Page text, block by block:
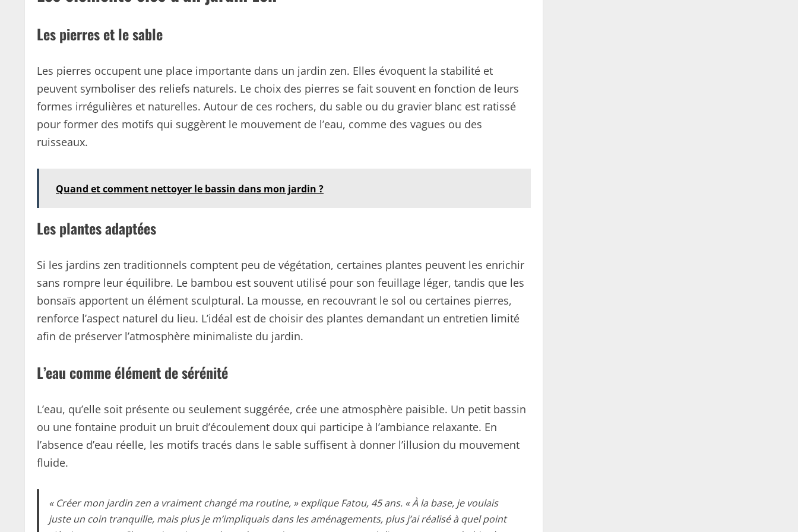
Les pierres et le sable
Les pierres occupent une place importante dans un jardin zen. Elles évoquent la stabilité et
peuvent symboliser des reliefs naturels. Le choix des pierres se fait souvent en fonction de leurs
formes irrégulières et naturelles. Autour de ces rochers, du sable ou du gravier blanc est ratissé
pour former des motifs qui suggèrent le mouvement de l’eau, comme des vagues ou des
ruisseaux.
Quand et comment nettoyer le bassin dans mon jardin ?
Les plantes adaptées
Si les jardins zen traditionnels comptent peu de végétation, certaines plantes peuvent les enrichir
sans rompre leur équilibre. Le bambou est souvent utilisé pour son feuillage léger, tandis que les
bonsaïs apportent un élément sculptural. La mousse, en recouvrant le sol ou certaines pierres,
renforce l’aspect naturel du lieu. L’idéal est de choisir des plantes demandant un entretien limité
afin de préserver l’atmosphère minimaliste du jardin.
L’eau comme élément de sérénité
L’eau, qu’elle soit présente ou seulement suggérée, crée une atmosphère paisible. Un petit bassin
ou une fontaine produit un bruit d’écoulement doux qui participe à l’ambiance relaxante. En
l’absence d’eau réelle, les motifs tracés dans le sable suffisent à donner l’illusion du mouvement
fluide.
« Créer mon jardin zen a vraiment changé ma routine, » explique Fatou, 45 ans. « À la base, je voulais
juste un coin tranquille, mais plus je m’impliquais dans les aménagements, plus j’ai réalisé à quel point